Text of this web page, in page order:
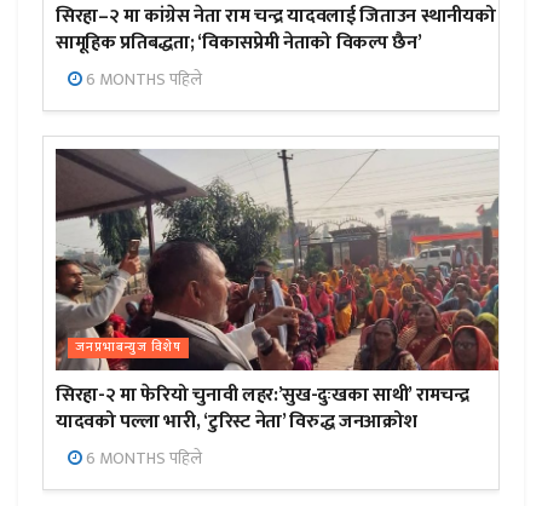
सिरहा–२ मा कांग्रेस नेता राम चन्द्र यादवलाई जिताउन स्थानीयको
सामूहिक प्रतिबद्धता; ‘विकासप्रेमी नेताको विकल्प छैन’
6 MONTHS पहिले
जनप्रभाबन्युज विशेष
सिरहा-२ मा फेरियो चुनावी लहर:’सुख-दुःखका साथी’ रामचन्द्र
यादवको पल्ला भारी, ‘टुरिस्ट नेता’ विरुद्ध जनआक्रोश
6 MONTHS पहिले